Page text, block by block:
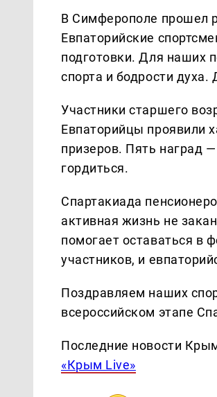
В Симферополе прошел
Евпаторийские
подготовки. Для наших
спорта и бодрости
Участники старшего
Евпаторийцы проявили
призеров. Пять наград
гордиться.
Спартакиада
активная жизнь не
помогает оставаться в
участников, и
Поздравляем наших
всероссийском этапе
Последние новости
«Крым Live»